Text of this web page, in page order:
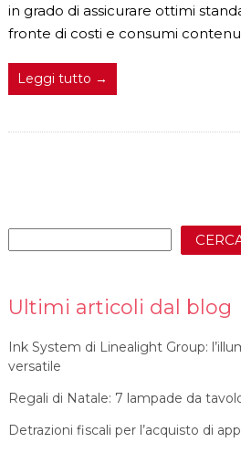
in grado di assicurare ottimi
fronte di costi e consumi
Leggi tutto →
Ultimi articoli dal blog
Ink System di Linealight Group:
versatile
Regali di Natale: 7 lampade da
Detrazioni fiscali per l’acquisto di